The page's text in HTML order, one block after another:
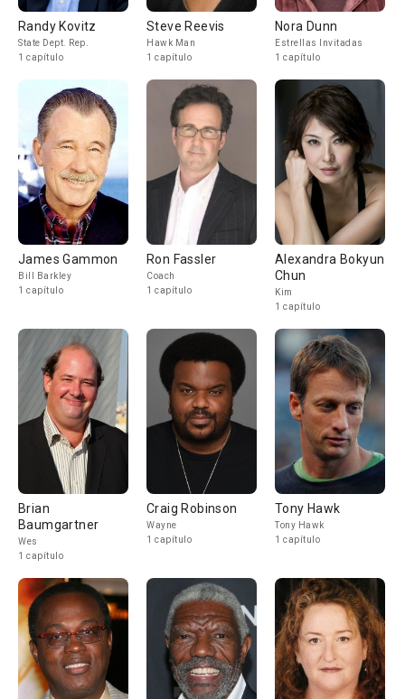
Randy Kovitz
State Dept. Rep.
1 capítulo
Steve Reevis
Hawk Man
1 capítulo
Nora Dunn
Estrellas Invitadas
1 capítulo
James Gammon
Bill Barkley
1 capítulo
Ron Fassler
Coach
1 capítulo
Alexandra Bokyun
Chun
Kim
1 capítulo
Brian
Baumgartner
Wes
1 capítulo
Craig Robinson
Wayne
1 capítulo
Tony Hawk
Tony Hawk
1 capítulo